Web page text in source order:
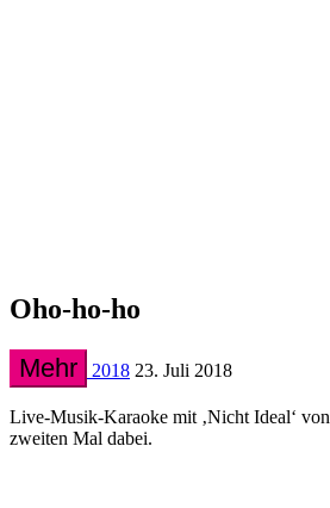
Oho-ho-ho
Mehr 2018 23. Juli 2018
Live-Musik-Karaoke mit ‚Nicht Ideal‘ von
zweiten Mal dabei.